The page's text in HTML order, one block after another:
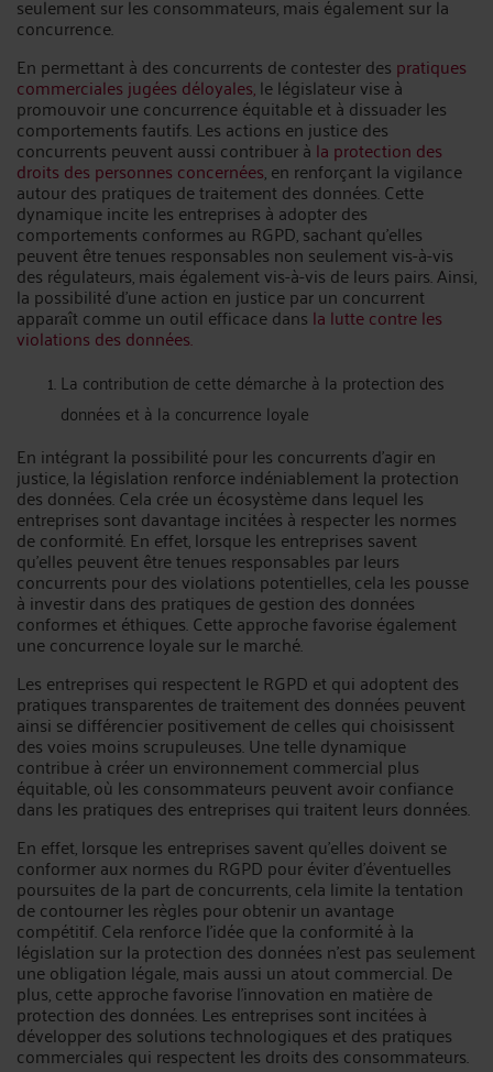
seulement sur les consommateurs, mais également sur la
concurrence.
En permettant à des concurrents de contester des pratiques
commerciales jugées déloyales,le législateur vise à
promouvoir une concurrence équitable et à dissuader les
comportements fautifs. Les actions en justice des
concurrents peuvent aussi contribuer à la protection des
droits des personnes concernées, en renforçant la vigilance
autour des pratiques de traitement des données. Cette
dynamique incite les entreprises à adopter des
comportements conformes au RGPD, sachant qu'elles
peuvent être tenues responsables non seulement vis-à-vis
des régulateurs, mais également vis-à-vis de leurs pairs. Ainsi,
la possibilité d'une action en justice par un concurrent
apparaît comme un outil efficace dans la lutte contre les
violations des données.
La contribution de cette démarche à la protection des
données et à la concurrence loyale
En intégrant la possibilité pour les concurrents d'agir en
justice, la législation renforce indéniablement la protection
des données. Cela crée un écosystème dans lequel les
entreprises sont davantage incitées à respecter les normes
de conformité. En effet, lorsque les entreprises savent
qu'elles peuvent être tenues responsables par leurs
concurrents pour des violations potentielles, cela les pousse
à investir dans des pratiques de gestion des données
conformes et éthiques. Cette approche favorise également
une concurrence loyale sur le marché.
Les entreprises qui respectent le RGPD et qui adoptent des
pratiques transparentes de traitement des données peuvent
ainsi se différencier positivement de celles qui choisissent
des voies moins scrupuleuses. Une telle dynamique
contribue à créer un environnement commercial plus
équitable, où les consommateurs peuvent avoir confiance
dans les pratiques des entreprises qui traitent leurs données.
En effet, lorsque les entreprises savent qu'elles doivent se
conformer aux normes du RGPD pour éviter d'éventuelles
poursuites de la part de concurrents, cela limite la tentation
de contourner les règles pour obtenir un avantage
compétitif. Cela renforce l'idée que la conformité à la
législation sur la protection des données n'est pas seulement
une obligation légale, mais aussi un atout commercial. De
plus, cette approche favorise l'innovation en matière de
protection des données. Les entreprises sont incitées à
développer des solutions technologiques et des pratiques
commerciales qui respectent les droits des consommateurs.